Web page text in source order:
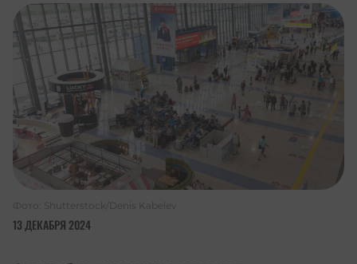
13 ДЕКАБРЯ 2024
Фото: Shutterstock/Denis Kabelev